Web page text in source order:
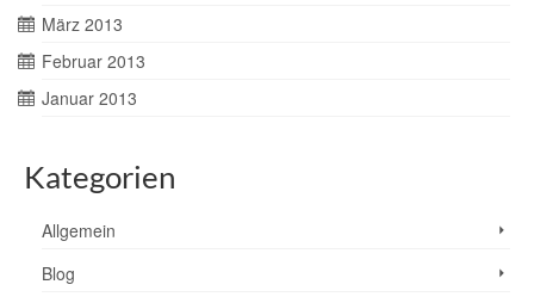
März 2013
Februar 2013
Januar 2013
Kategorien
Allgemein
Blog